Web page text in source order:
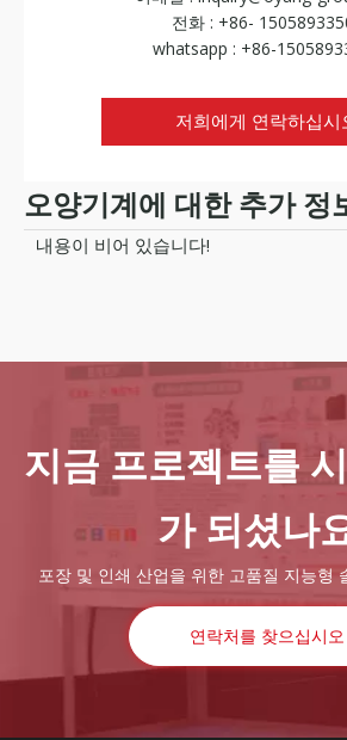
전화 : +86-
whatsapp : +86-
저희에게 연락하십시
오양기계에 대한 추가 정
내용이 비어 있습니다!
지금 프로젝트를
가 되셨나
포장 및 인쇄 산업을 위한 고품질 지능형
연락처를 찾으십시오